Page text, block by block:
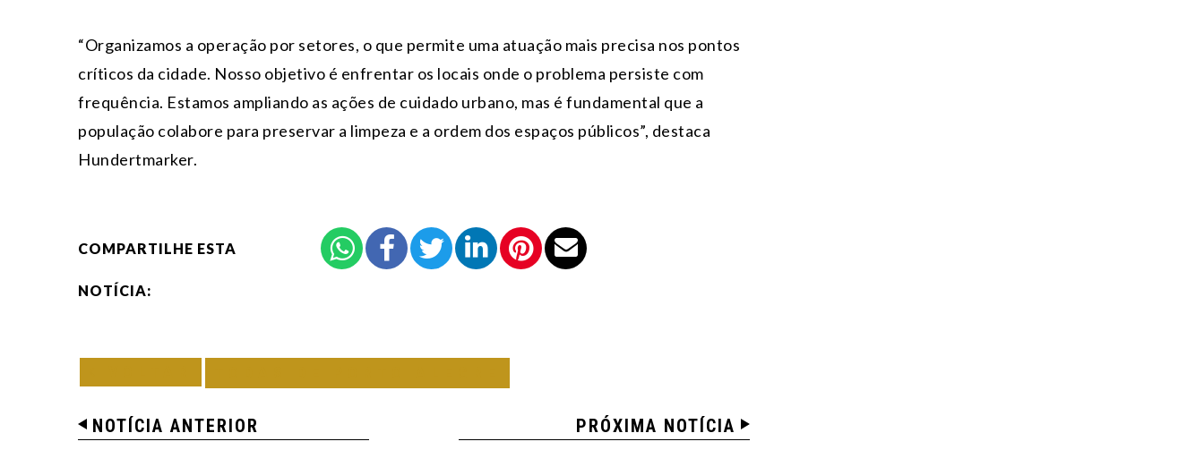
“Organizamos a operação por setores, o que permite uma atuação mais precisa nos pontos
críticos da cidade. Nosso objetivo é enfrentar os locais onde o problema persiste com
frequência. Estamos ampliando as ações de cuidado urbano, mas é fundamental que a
população colabore para preservar a limpeza e a ordem dos espaços públicos”, destaca
Hundertmarker.
COMPARTILHE ESTA
NOTÍCIA:
NOTÍCIA ANTERIOR
PRÓXIMA NOTÍCIA